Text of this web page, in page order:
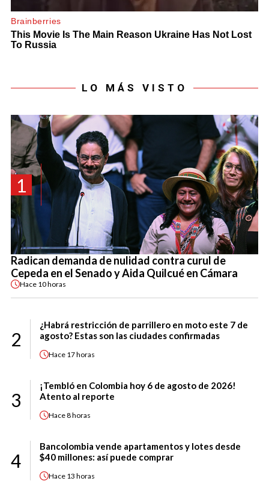
LO MÁS VISTO
1
Radican demanda de nulidad contra curul de
Cepeda en el Senado y Aida Quilcué en Cámara
Hace 10 horas
2
¿Habrá restricción de parrillero en moto este 7 de
agosto? Estas son las ciudades confirmadas
Hace 17 horas
3
¡Tembló en Colombia hoy 6 de agosto de 2026!
Atento al reporte
Hace8 horas
4
Bancolombia vende apartamentos y lotes desde
$40 millones: así puede comprar
Hace 13 horas